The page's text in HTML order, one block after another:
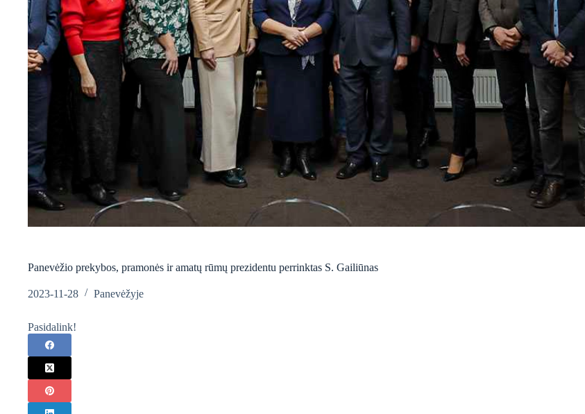
Panevėžio prekybos, pramonės ir amatų rūmų prezidentu perrinktas S. Gailiūnas
2023-11-28 Panevėžyje
Pasidalink!